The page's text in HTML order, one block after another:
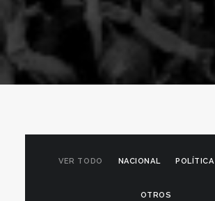
VER TODO NACIONAL POLÍTICA
OTROS